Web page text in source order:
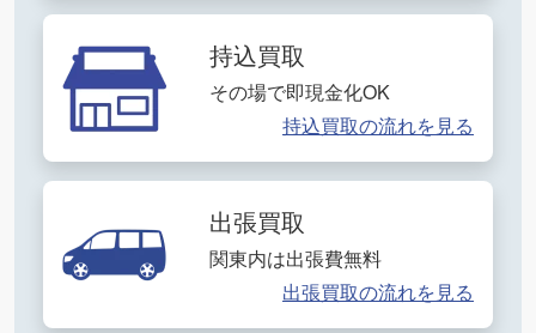
持込買取
その場で即現金化OK
持込買取の流れを見る
出張買取
関東内は出張費無料
出張買取の流れを見る